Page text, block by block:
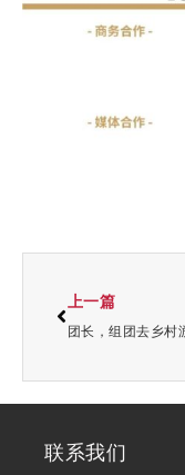
上一篇
团长，组团去乡村
联系我们